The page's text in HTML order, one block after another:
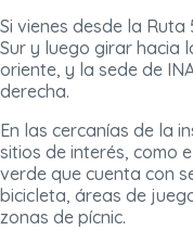
Si vienes desde la
Sur y luego girar hacia
oriente, y la sede de
derecha.
En las cercanías de la
sitios de interés, como
verde que cuenta con
bicicleta, áreas de
zonas de pícnic.